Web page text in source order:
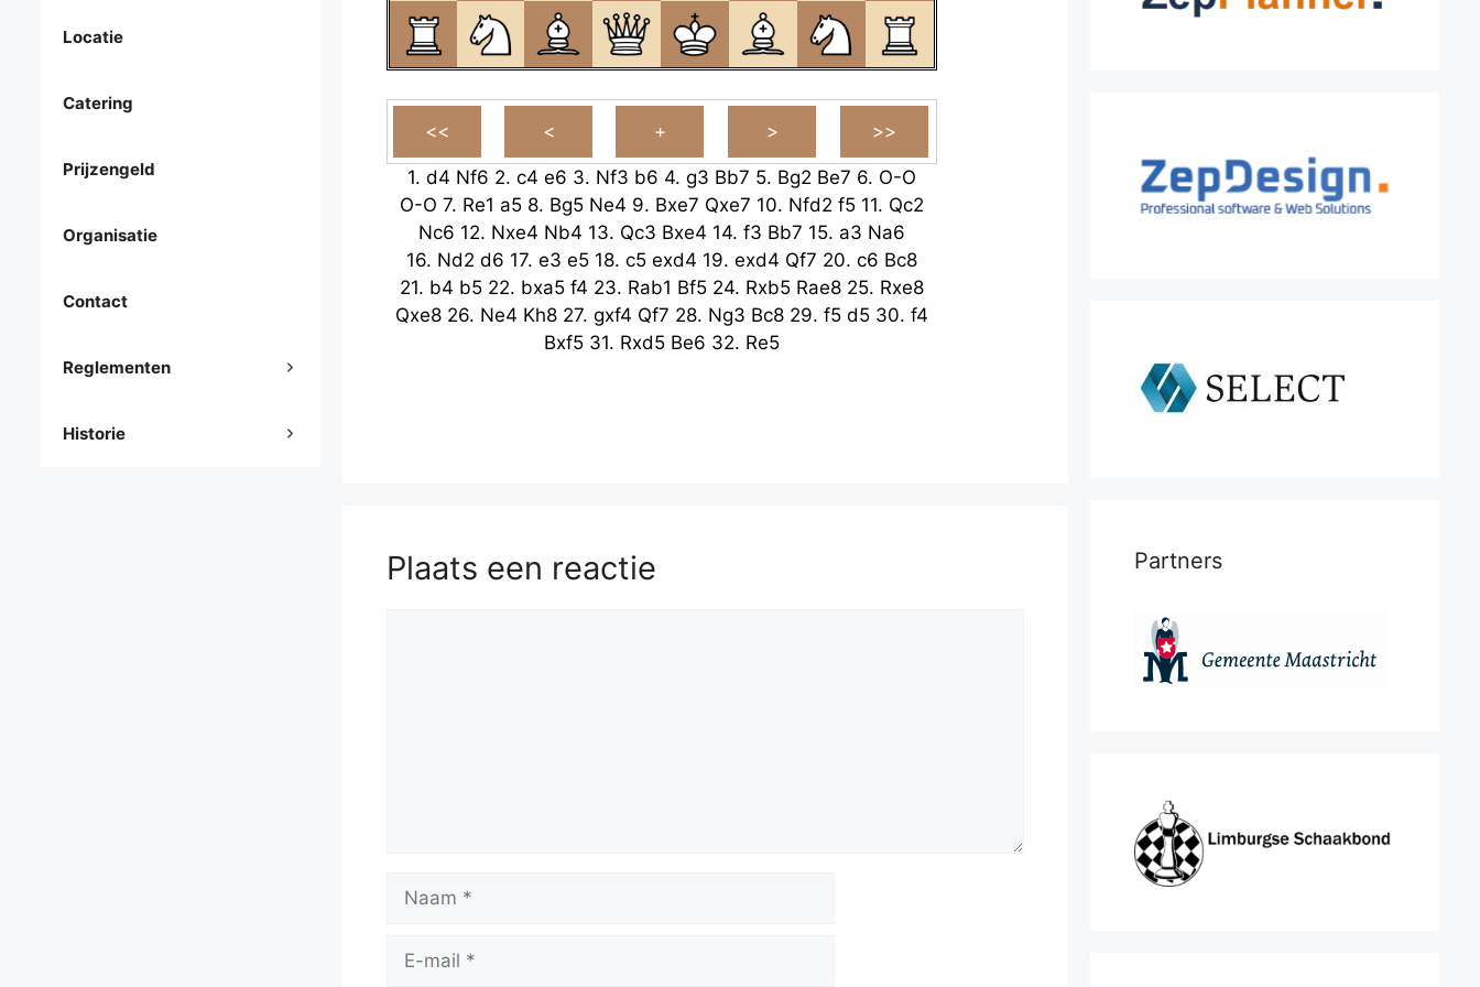
1. d4 Nf6 2. c4 e6 3. Nf3 b6 4. g3 Bb7 5. Bg2 Be7 6. O-O
O-O 7. Re1 a5 8. Bg5 Ne4 9. Bxe7 Qxe7 10. Nfd2 f5 11. Qc2
Nc6 12. Nxe4 Nb4 13. Qc3 Bxe4 14. f3 Bb7 15. a3 Na6
16. Nd2 d6 17. e3 e5 18. c5 exd4 19. exd4 Qf7 20. c6 Bc8
21. b4 b5 22. bxa5 f4 23. Rab1 Bf5 24. Rxb5 Rae8 25. Rxe8
Qxe8 26. Ne4 Kh8 27. gxf4 Qf7 28. Ng3 Bc8 29. f5 d5 30. f4
Bxf5 31. Rxd5 Be6 32. Re5
Plaats een reactie
mail
Locatie
Catering
Prijzengeld
Organisatie
Contact
Reglementen
Historie
Partners